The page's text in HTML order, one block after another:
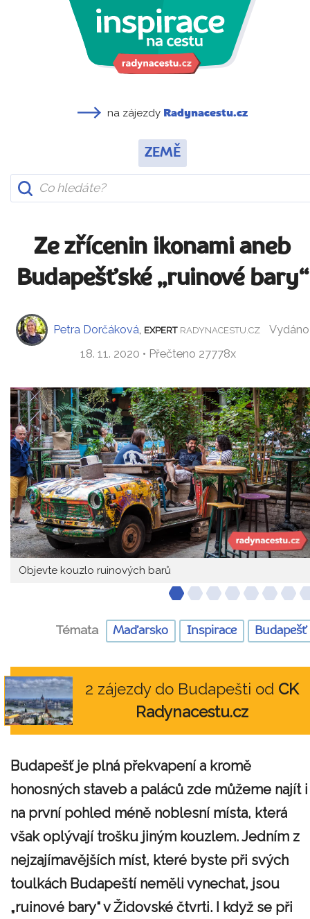
na zájezdy Radynacestu.cz
ZEMĚ
Ze zřícenin ikonami aneb
Budapešťské „ruinové bary“
Petra Dorčáková EXPERT RADYNACESTU.CZ
Vydáno
18. 11. 2020 • Přečteno 27778x
Objevte kouzlo ruinových barů
Témata Maďarsko Inspirace Budapešť
2 zájezdy do Budapešti od CK
Radynacestu.cz
Budapešť je plná překvapení a kromě
honosných staveb a paláců zde můžeme najít i
na první pohled méně noblesní místa, která
však oplývají trošku jiným kouzlem. Jedním z
nejzajímavějších míst, které byste při svých
toulkách Budapeští neměli vynechat, jsou
„ruinové bary“ v Židovské čtvrti. I když se při